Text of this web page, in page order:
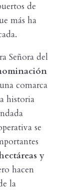
de
más ha
Señora del
comarca
historia
se
y
hacen
la